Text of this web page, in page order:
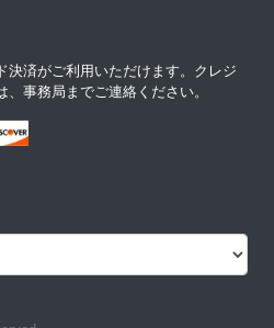
決済がご利用いただけます。クレジ
事務局までご連絡ください。